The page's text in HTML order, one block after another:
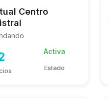
Centro
Activa
Estado